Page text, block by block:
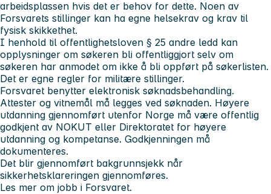
arbeidsplassen hvis det er behov for dette. Noen av
Forsvarets stillinger kan ha egne helsekrav og krav til
fysisk skikkethet.
I henhold til offentlighetsloven § 25 andre ledd kan
opplysninger om søkeren bli offentliggjort selv om
søkeren har anmodet om ikke å bli oppført på søkerlisten.
Det er egne regler for militære stillinger.
Forsvaret benytter elektronisk søknadsbehandling.
Attester og vitnemål må legges ved søknaden. Høyere
utdanning gjennomført utenfor Norge må være offentlig
godkjent av NOKUT eller Direktoratet for høyere
utdanning og kompetanse. Godkjenningen må
dokumenteres.
Det blir gjennomført bakgrunnsjekk når
sikkerhetsklareringen gjennomføres.
Les mer om jobb i Forsvaret.